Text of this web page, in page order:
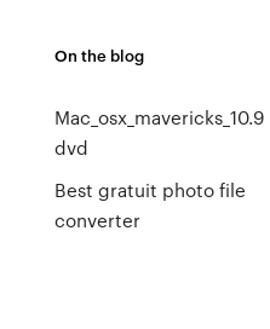
On the blog
Mac_osx_mavericks_10.9
dvd
Best gratuit photo file
converter